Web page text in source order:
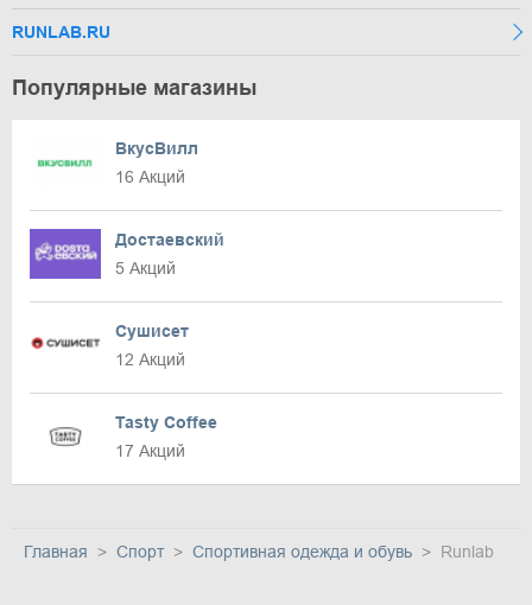
RUNLAB.RU
Популярные магазины
ВкусВилл
16 Акций
Достаевский
5 Акций
Сушисет
12 Акций
Tasty Coffee
17 Акций
Главная Спорт Спортивная одежда и обувь Runlab